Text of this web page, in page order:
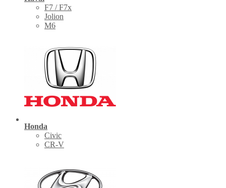
F7 / F7x
Jolion
M6
Honda
Civic
CR-V